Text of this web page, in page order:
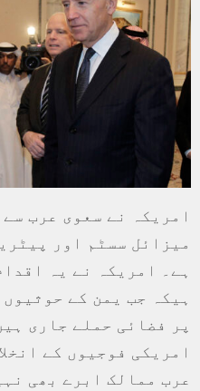
امریکہ نے سعوی عرب
میزائل سسٹم اور
ہے۔ امریکہ نے یہ
ہیکہ جب یمن کے
پر فضائی حملے جاری
امریکی فوجیوں کے
عرب ممالک ابرے بھی